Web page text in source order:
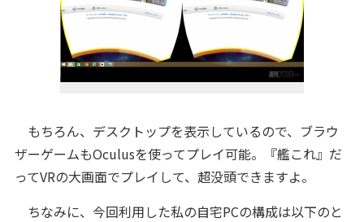
もちろん、デスクトップを表示しているので、ブラウ
ザーゲームもOculusを使ってプレイ可能。『艦これ』だ
ってVRの大画面でプレイして、超没頭できますよ。
ちなみに、今回利用した私の自宅PCの構成は以下のと